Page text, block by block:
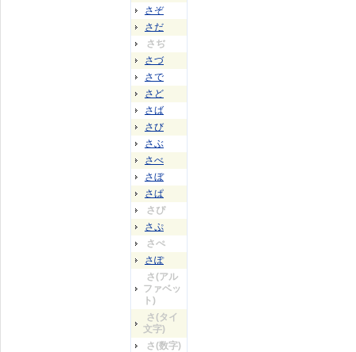
さぞ
さだ
さぢ
さづ
さで
さど
さば
さび
さぶ
さべ
さぼ
さぱ
さぴ
さぷ
さぺ
さぽ
さ(アル
ファベッ
ト)
さ(タイ
文字)
さ(数字)